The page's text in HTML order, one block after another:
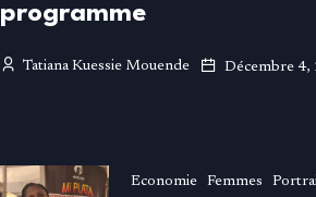
programme
Tatiana Kuessie Mouende Décembre 4,
Economie Femmes